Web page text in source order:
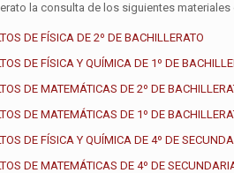
la consulta de los siguientes materiales
DE FÍSICA DE 2º DE BACHILLERATO
DE FÍSICA Y QUÍMICA DE 1º DE
DE MATEMÁTICAS DE 2º DE
DE MATEMÁTICAS DE 1º DE
DE FÍSICA Y QUÍMICA DE 4º DE
DE MATEMÁTICAS DE 4º DE